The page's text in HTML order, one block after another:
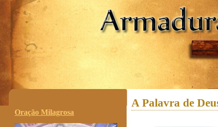
.
Oração Milagrosa
A Palavra de